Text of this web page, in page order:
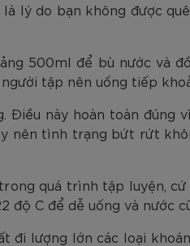
lý do bạn không được
500ml để bù nước và
tập nên uống tiếp
này hoàn toàn đúng
nên tình trạng bứt rứt
quá trình tập luyện,
độ C để dễ uống và nước
đi lượng lớn các loại